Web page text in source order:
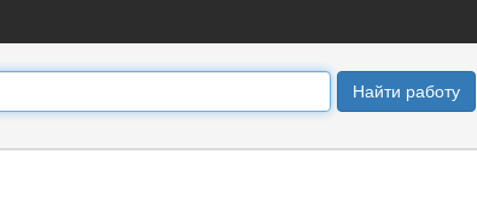
Найти работу